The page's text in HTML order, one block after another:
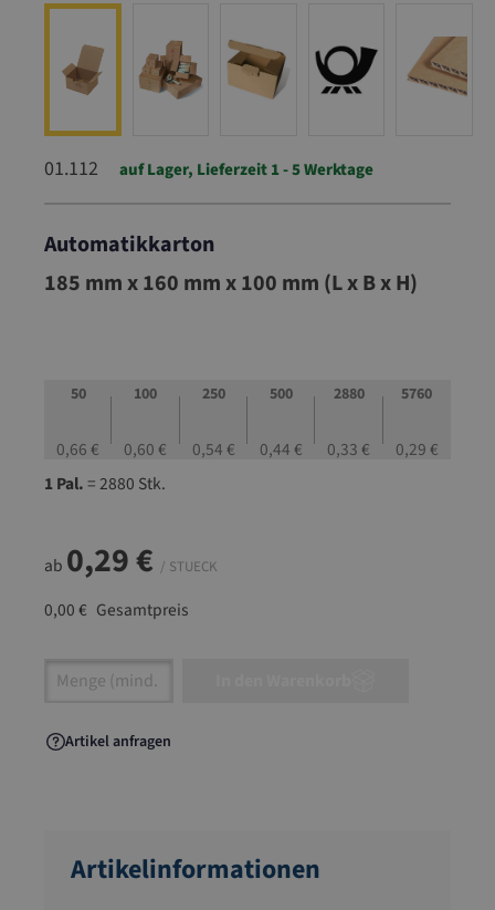
01.112 auf Lager, Lieferzeit 1 - 5 Werktage
Automatikkarton
01.112
185 mm x 160 mm x 100 mm (L x B x H)
50
0,66 €
100
0,60 €
250
0,54 €
500
0,44 €
2880
0,33 €
5760
0,29 €
1 Pal.= 2880 Stk.
ab 0,29 € / STUECK
0,00 € Gesamtpreis
Artikel Anzahl: Gib den gewünschten Wert
Artikel anfragen
Artikelinformationen